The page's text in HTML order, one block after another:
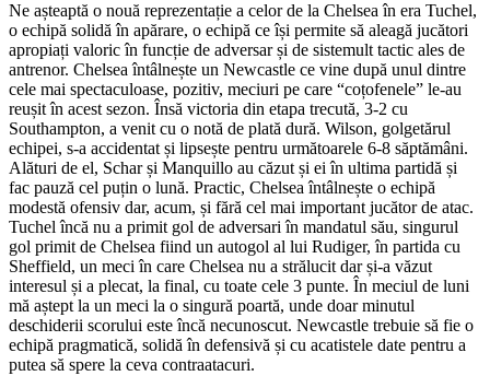
Ne așteaptă o nouă reprezentație a celor de la Chelsea în era Tuchel,
o echipă solidă în apărare, o echipă ce își permite să aleagă jucători
apropiați valoric în funcție de adversar și de sistemult tactic ales de
antrenor. Chelsea întâlnește un Newcastle ce vine după unul dintre
cele mai spectaculoase, pozitiv, meciuri pe care “coțofenele” le-au
reușit în acest sezon. Însă victoria din etapa trecută, 3-2 cu
Southampton, a venit cu o notă de plată dură. Wilson, golgetărul
echipei, s-a accidentat și lipsește pentru următoarele 6-8 săptămâni.
Alături de el, Schar și Manquillo au căzut și ei în ultima partidă și
fac pauză cel puțin o lună. Practic, Chelsea întâlnește o echipă
modestă ofensiv dar, acum, și fără cel mai important jucător de atac.
Tuchel încă nu a primit gol de adversari în mandatul său, singurul
gol primit de Chelsea fiind un autogol al lui Rudiger, în partida cu
Sheffield, un meci în care Chelsea nu a strălucit dar și-a văzut
interesul și a plecat, la final, cu toate cele 3 punte. În meciul de luni
mă aștept la un meci la o singură poartă, unde doar minutul
deschiderii scorului este încă necunoscut. Newcastle trebuie să fie o
echipă pragmatică, solidă în defensivă și cu acatistele date pentru a
putea să spere la ceva contraatacuri.